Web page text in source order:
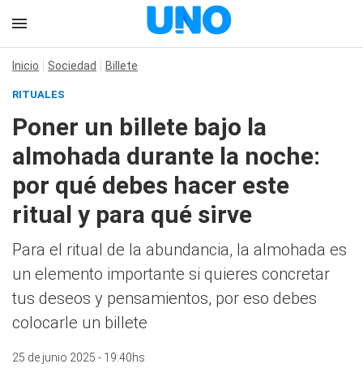
Inicio Sociedad Billete
RITUALES
Poner un billete bajo la
almohada durante la noche:
por qué debes hacer este
ritual y para qué sirve
Para el ritual de la abundancia, la almohada es
un elemento importante si quieres concretar
tus deseos y pensamientos, por eso debes
colocarle un billete
25 de junio 2025 - 19:40hs